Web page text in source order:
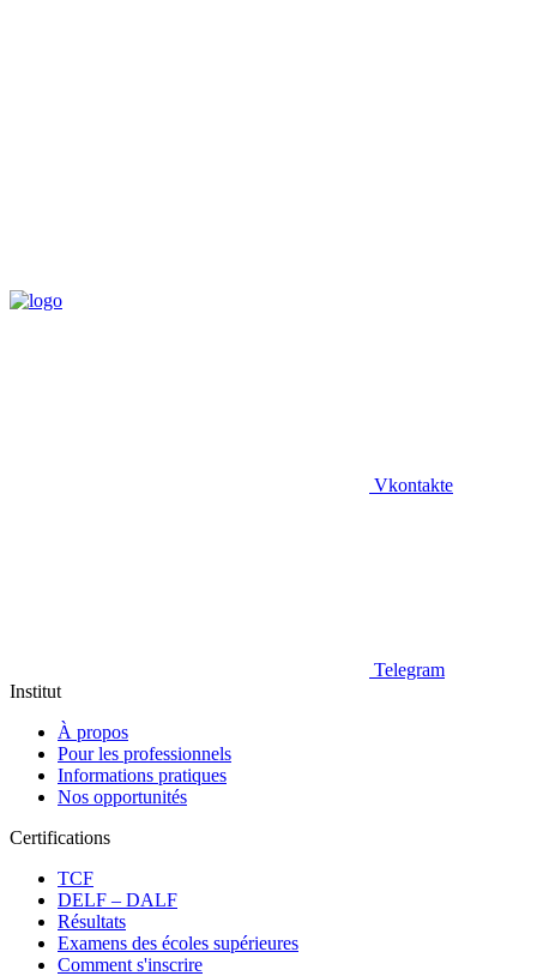
Vkontakte
Telegram
Institut
À propos
Pour les professionnels
Informations pratiques
Nos opportunités
Certifications
TCF
DELF – DALF
Résultats
Examens des écoles supérieures
Comment s'inscrire